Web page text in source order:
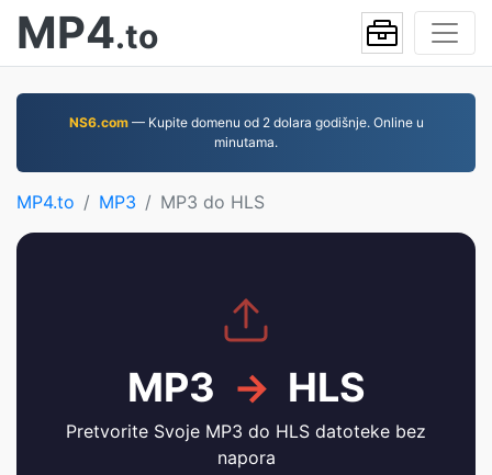
MP4.to
NS6.com— Kupite domenu od 2 dolara godišnje. Online u
minutama.
MP4.to MP3 MP3 do HLS
MP3 → HLS
Pretvorite Svoje MP3 do HLS datoteke bez
napora